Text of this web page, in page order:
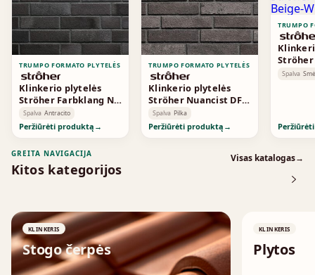
TRUMPO FORMATO PLYTELĖS
Klinkerio plytelės
Ströher Farbklang NF
Anthrazitbunt 2185
Spalva Antracito
Peržiūrėti produktą →
TRUMPO FORMATO PLYTELĖS
Klinkerio plytelės
Ströher Nuancist DF
Grey-Brown 1841
Spalva Pilka
Peržiūrėti produktą →
TRUMPO
Ströher
Beige-
Spalva
GREITA NAVIGACIJA
Kitos kategorijos
Visas katalogas→
KLINKERIS
Stogo čerpės
↗
KLINKERIS
Plytos